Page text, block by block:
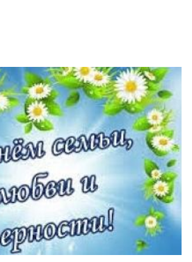
специалистов, которым предстоит
и строить будущее нашей великой